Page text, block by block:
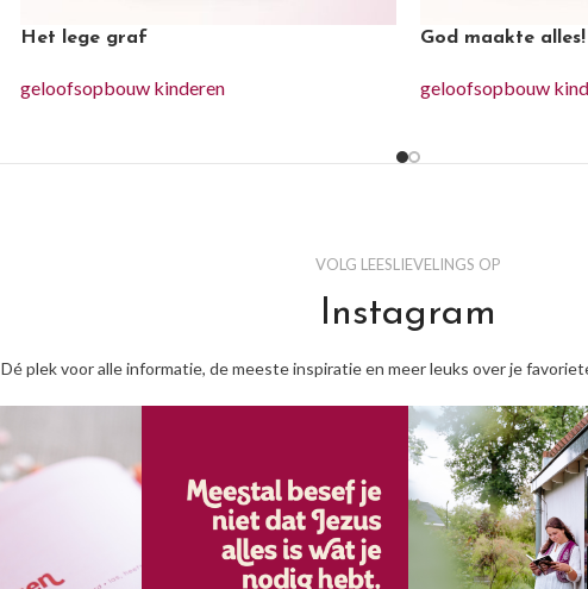
Het lege graf
geloofsopbouw kinderen
God maakte alles!
geloofsopbouw
VOLG LEESLIEVELINGS OP
Instagram
Dé plek voor alle informatie, de meeste inspiratie en meer leuks over je